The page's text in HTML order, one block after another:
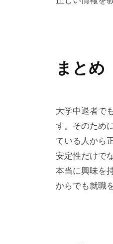
まとめ
大学中退者で
す。そのため
ている人から
安定性だけで
本当に興味を
からでも就職